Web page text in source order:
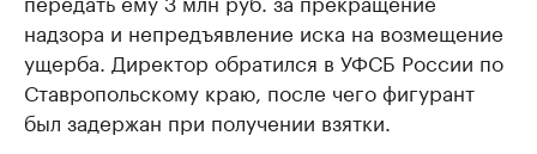
надзора и непредъявление иска на возмещение
ущерба. Директор обратился в УФСБ России по
Ставропольскому краю, после чего фигурант
был задержан при получении взятки.